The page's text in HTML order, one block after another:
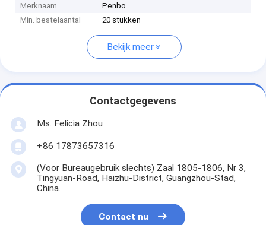
Merknaam
Penbo
Min. bestelaantal
20 stukken
Bekijk meer
Contactgegevens
Ms. Felicia Zhou
+86 17873657316
(Voor Bureaugebruik slechts) Zaal 1805-1806, Nr 3,
Tingyuan-Road, Haizhu-District, Guangzhou-Stad,
China.
Contact nu